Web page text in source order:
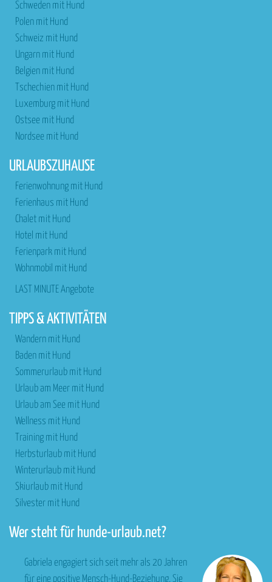
Schweden mit Hund
Polen mit Hund
Schweiz mit Hund
Ungarn mit Hund
Belgien mit Hund
Tschechien mit Hund
Luxemburg mit Hund
Ostsee mit Hund
Nordsee mit Hund
URLAUBSZUHAUSE
Ferienwohnung mit Hund
Ferienhaus mit Hund
Chalet mit Hund
Hotel mit Hund
Ferienpark mit Hund
Wohnmobil mit Hund
LAST MINUTE Angebote
TIPPS & AKTIVITÄTEN
Wandern mit Hund
Baden mit Hund
Sommerurlaub mit Hund
Urlaub am Meer mit Hund
Urlaub am See mit Hund
Wellness mit Hund
Training mit Hund
Herbsturlaub mit Hund
Winterurlaub mit Hund
Skiurlaub mit Hund
Silvester mit Hund
Wer steht für hunde-urlaub.net?
Gabriela engagiert sich seit mehr als 20 Jahren
für eine positive Mensch-Hund-Beziehung. Sie